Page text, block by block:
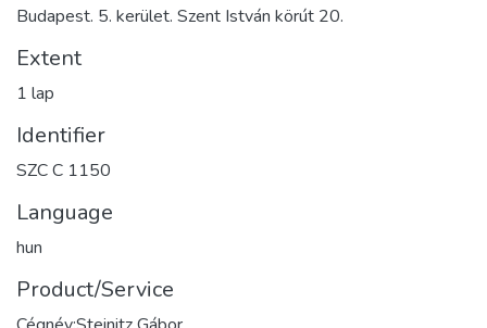
Budapest. 5. kerület. Szent István körút 20.
Extent
1 lap
Identifier
SZC C 1150
Language
hun
Product/Service